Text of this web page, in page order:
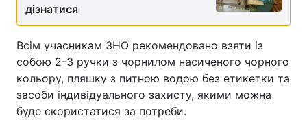
дізнатися
Всім учасникам ЗНО рекомендовано взяти із
собою 2-3 ручки з чорнилом насиченого чорного
кольору, пляшку з питною водою без етикетки та
засоби індивідуального захисту, якими можна
буде скористатися за потреби.